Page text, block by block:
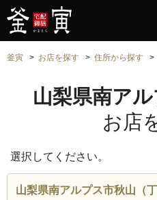
釜寅 お店を探す 住所から探す
山梨県南ア
お店
選択してください。
山梨県南アルプス市秋山（